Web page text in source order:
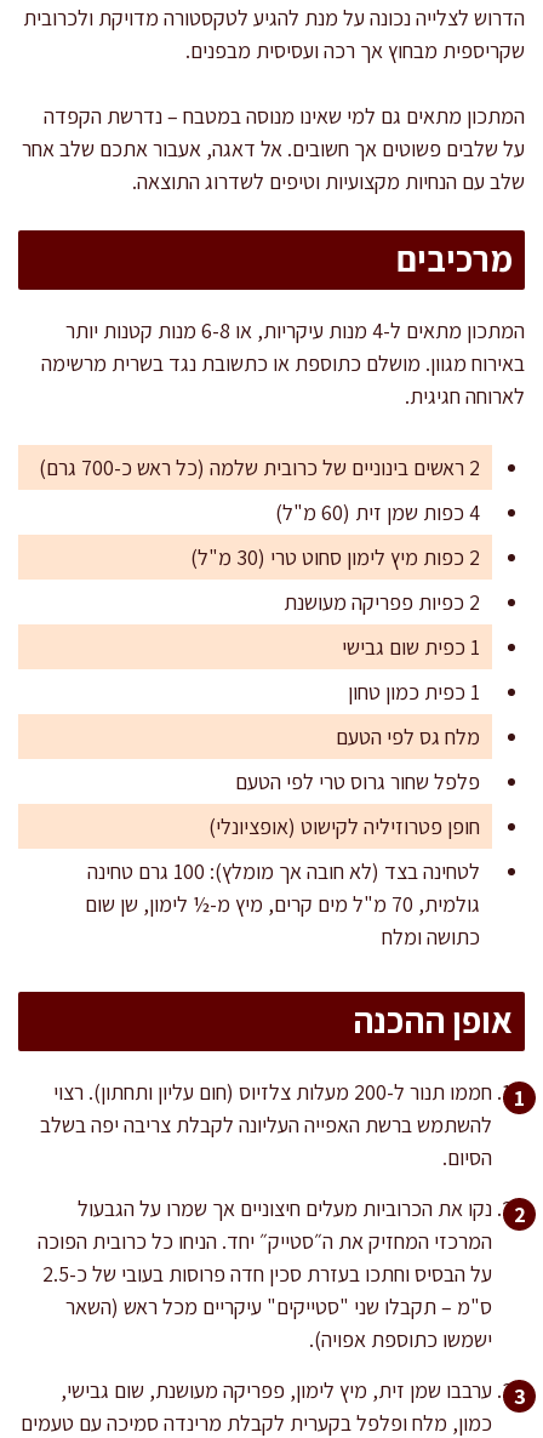
הדרוש לצלייה נכונה על מנת להגיע לטקסטורה מדויקת ולכרובית
שקריספית מבחוץ אך רכה ועסיסית מבפנים.
המתכון מתאים גם למי שאינו מנוסה במטבח – נדרשת הקפדה
על שלבים פשוטים אך חשובים. אל דאגה, אעבור אתכם שלב אחר
שלב עם הנחיות מקצועיות וטיפים לשדרוג התוצאה.
מרכיבים
המתכון מתאים ל-4 מנות עיקריות, או 6-8 מנות קטנות יותר
באירוח מגוון. מושלם כתוספת או כתשובת נגד בשרית מרשימה
לארוחה חגיגית.
2 ראשים בינוניים של כרובית שלמה (כל ראש כ-700 גרם)
4 כפות שמן זית (60 מ"ל)
2 כפות מיץ לימון סחוט טרי (30 מ"ל)
2 כפיות פפריקה מעושנת
1 כפית שום גבישי
1 כפית כמון טחון
מלח גס לפי הטעם
פלפל שחור גרוס טרי לפי הטעם
חופן פטרוזיליה לקישוט (אופציונלי)
לטחינה בצד (לא חובה אך מומלץ): 100 גרם טחינה
גולמית, 70 מ"ל מים קרים, מיץ מ-½ לימון, שן שום
כתושה ומלח
אופן ההכנה
חממו תנור ל-200 מעלות צלזיוס (חום עליון ותחתון). רצוי
להשתמש ברשת האפייה העליונה לקבלת צריבה יפה בשלב
הסיום.
נקו את הכרוביות מעלים חיצוניים אך שמרו על הגבעול
המרכזי המחזיק את ה״סטייק״ יחד. הניחו כל כרובית הפוכה
על הבסיס וחתכו בעזרת סכין חדה פרוסות בעובי של כ-2.5
ס"מ – תקבלו שני "סטייקים" עיקריים מכל ראש (השאר
ישמשו כתוספת אפויה).
ערבבו שמן זית, מיץ לימון, פפריקה מעושנת, שום גבישי,
כמון, מלח ופלפל בקערית לקבלת מרינדה סמיכה עם טעמים